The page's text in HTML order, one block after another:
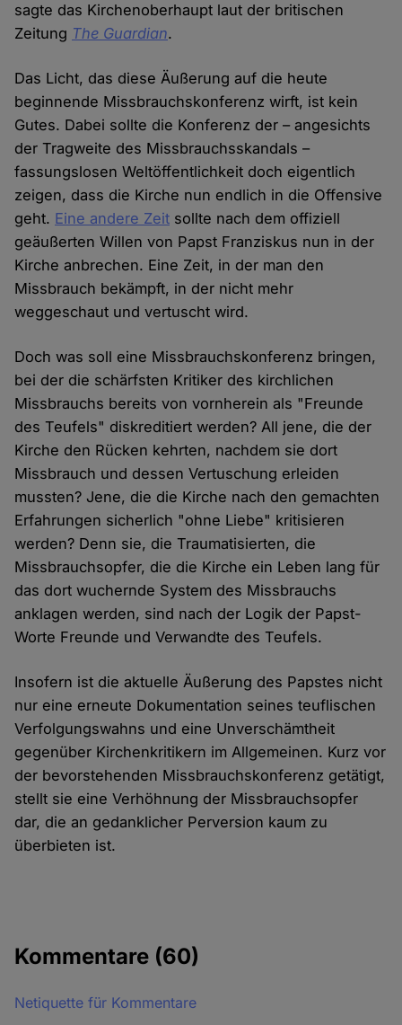
sagte das Kirchenoberhaupt laut der britischen
Zeitung The Guardian.
Das Licht, das diese Äußerung auf die heute
beginnende Missbrauchskonferenz wirft, ist kein
Gutes. Dabei sollte die Konferenz der – angesichts
der Tragweite des Missbrauchsskandals –
fassungslosen Weltöffentlichkeit doch eigentlich
zeigen, dass die Kirche nun endlich in die Offensive
geht. Eine andere Zeit sollte nach dem offiziell
geäußerten Willen von Papst Franziskus nun in der
Kirche anbrechen. Eine Zeit, in der man den
Missbrauch bekämpft, in der nicht mehr
weggeschaut und vertuscht wird.
Doch was soll eine Missbrauchskonferenz bringen,
bei der die schärfsten Kritiker des kirchlichen
Missbrauchs bereits von vornherein als "Freunde
des Teufels" diskreditiert werden? All jene, die der
Kirche den Rücken kehrten, nachdem sie dort
Missbrauch und dessen Vertuschung erleiden
mussten? Jene, die die Kirche nach den gemachten
Erfahrungen sicherlich "ohne Liebe" kritisieren
werden? Denn sie, die Traumatisierten, die
Missbrauchsopfer, die die Kirche ein Leben lang für
das dort wuchernde System des Missbrauchs
anklagen werden, sind nach der Logik der Papst-
Worte Freunde und Verwandte des Teufels.
Insofern ist die aktuelle Äußerung des Papstes nicht
nur eine erneute Dokumentation seines teuflischen
Verfolgungswahns und eine Unverschämtheit
gegenüber Kirchenkritikern im Allgemeinen. Kurz vor
der bevorstehenden Missbrauchskonferenz getätigt,
stellt sie eine Verhöhnung der Missbrauchsopfer
dar, die an gedanklicher Perversion kaum zu
überbieten ist.
Kommentare (60)
Netiquette für Kommentare